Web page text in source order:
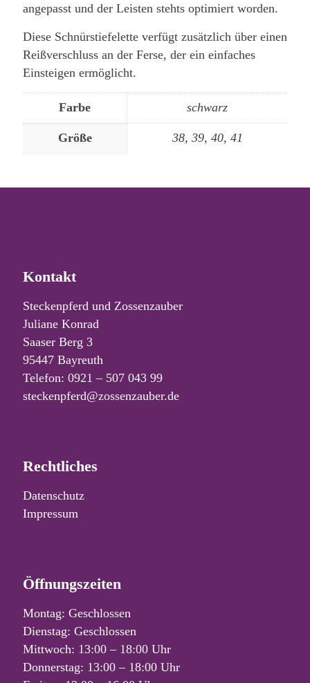
angepasst und der Leisten stehts optimiert worden.
Diese Schnürstiefelette verfügt zusätzlich über einen
Reißverschluss an der Ferse, der ein einfaches
Einsteigen ermöglicht.
Farbe schwarz
Größe 38, 39, 40, 41
Kontakt
Steckenpferd und Zossenzauber
Juliane Konrad
Saaser Berg 3
95447 Bayreuth
Telefon: 0921 – 507 043 99
steckenpferd@zossenzauber.de
Rechtliches
Datenschutz
Impressum
Öffnungszeiten
Montag: Geschlossen
Dienstag: Geschlossen
Mittwoch: 13:00 – 18:00 Uhr
Donnerstag: 13:00 – 18:00 Uhr